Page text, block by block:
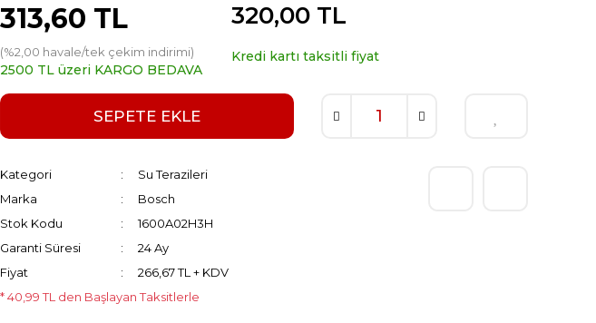
313,60 TL
(%2,00 havale/tek çekim indirimi)
2500 TL üzeri KARGO BEDAVA
320,00 TL
Kredi kartı taksitli fiyat
SEPETE EKLE
Kategori
Su Terazileri
Marka
Bosch
Stok Kodu
1600A02H3H
Garanti Süresi
24 Ay
Fiyat
266,67 TL + KDV
* 40,99 TL den Başlayan Taksitlerle